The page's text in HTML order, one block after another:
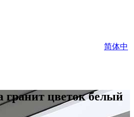
简体中
гранит цветок белый